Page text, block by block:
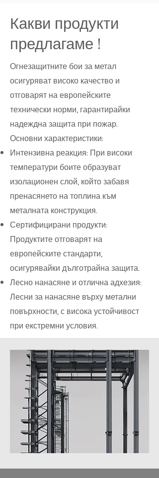
Какви продукти
предлагаме !
Огнезащитните бои за метал
осигуряват високо качество и
отговарят на европейските
технически норми, гарантирайки
надеждна защита при пожар.
Основни характеристики:
Интензивна реакция: При високи
температури боите образуват
изолационен слой, който забавя
пренасянето на топлина към
металната конструкция.
Сертифицирани продукти:
Продуктите отговарят на
европейските стандарти,
осигурявайки дълготрайна защита.
Лесно нанасяне и отлична адхезия:
Лесни за нанасяне върху метални
повърхности, с висока устойчивост
при екстремни условия.